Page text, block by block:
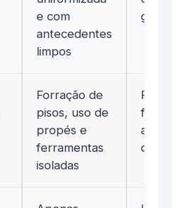
e com
antecedentes
limpos
Forração de
pisos, uso de
propés e
ferramentas
isoladas
Falta
de